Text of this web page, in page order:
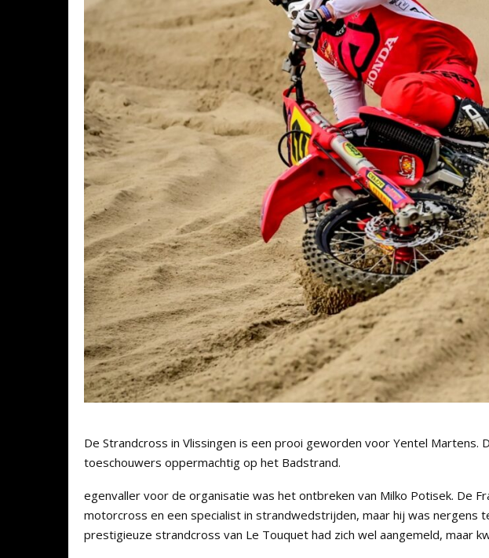
De Strandcross in Vlissingen is een prooi geworden voor Yentel Martens.
toeschouwers oppermachtig op het Badstrand.
egenvaller voor de organisatie was het ontbreken van Milko Potisek. De
motorcross en een specialist in strandwedstrijden, maar hij was nergens
prestigieuze strandcross van Le Touquet had zich wel aangemeld, maar